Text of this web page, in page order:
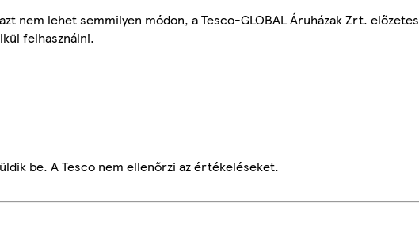
nem lehet semmilyen módon, a Tesco-GLOBAL Áruházak Zrt. előzetes
felhasználni.
be. A Tesco nem ellenőrzi az értékeléseket.